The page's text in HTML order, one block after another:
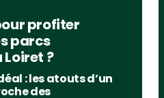
profiter
parcs
?
: les atouts d’un
des